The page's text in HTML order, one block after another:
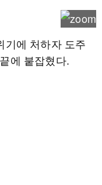
기에 처하자 도주
에 붙잡혔다.